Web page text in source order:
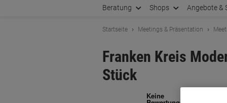
Beratung Shops Angebote &
Startseite Meetings & Präsentation
Franken Kreis
Stück